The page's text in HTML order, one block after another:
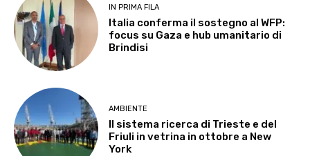
IN PRIMA FILA
Italia conferma il sostegno al WFP:
focus su Gaza e hub umanitario di
Brindisi
AMBIENTE
Il sistema ricerca di Trieste e del
Friuli in vetrina in ottobre a New
York